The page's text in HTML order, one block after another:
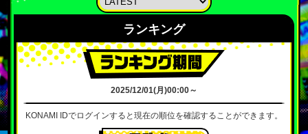
ランキング
2025/12/01(月)00:00～
KONAMI IDでログインすると現在の順位を確認することができます。